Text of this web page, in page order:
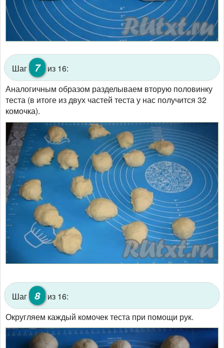
Шаг 7
из 16:
Аналогичным образом разделываем вторую половинку
теста (в итоге из двух частей теста у нас получится 32
комочка).
Шаг 8
из 16:
Округляем каждый комочек теста при помощи рук.